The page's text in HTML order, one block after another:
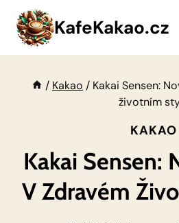
Přeskočit
obsah
KafeKakao.cz
/ Kakao / Kakai Sensen:
životním
KAKAO
Kakai Sensen:
V Zdravém